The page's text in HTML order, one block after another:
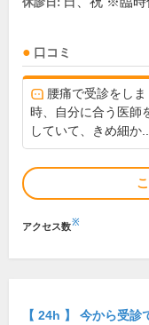
口コミ
腰痛で受診をし
時、自分に合う医師
していて、きめ細か...
アクセス数※
【 24h 】 今から受診